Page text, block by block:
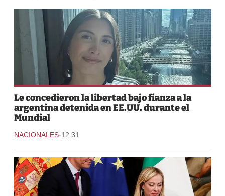
Le concedieron la libertad bajo fianza a la
argentina detenida en EE.UU. durante el
Mundial
NACIONALES-12:31